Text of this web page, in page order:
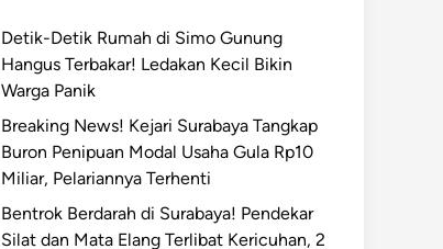
Detik-Detik Rumah di Simo Gunung
Hangus Terbakar! Ledakan Kecil Bikin
Warga Panik
Breaking News! Kejari Surabaya Tangkap
Buron Penipuan Modal Usaha Gula Rp10
Miliar, Pelariannya Terhenti
Bentrok Berdarah di Surabaya! Pendekar
Silat dan Mata Elang Terlibat Kericuhan, 2